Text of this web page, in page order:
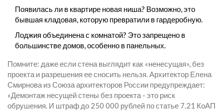
Появилась ли в квартире новая ниша? Возможно, это
бывшая кладовая, которую превратили в гардеробную.
Лоджия объединена с комнатой? Это запрещено в
большинстве домов, особенно в панельных.
Помните: даже если стена выглядит как «ненесущая», без
проекта и разрешения ее сносить нельзя. Архитектор Елена
Смирнова из Союза архитекторов России предупреждает:
«Демонтаж несущей стены без проекта - это риск
обрушения. И штраф до 250 000 рублей по статье 7.21 КоАП